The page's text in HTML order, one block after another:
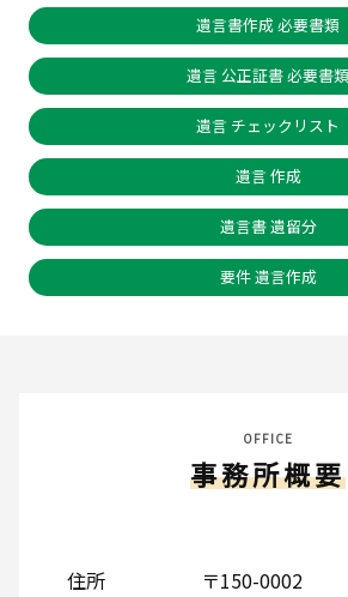
遺言書作成 必要書類
遺言 公正証書 必要書類
遺言 チェックリスト
遺言 作成
遺言書 遺留分
要件 遺言作成
OFFICE
事務所概要
住所
〒150-0002